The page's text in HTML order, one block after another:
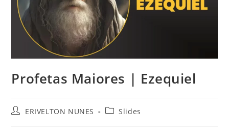
Profetas Maiores | Ezequiel
ERIVELTON NUNES Slides